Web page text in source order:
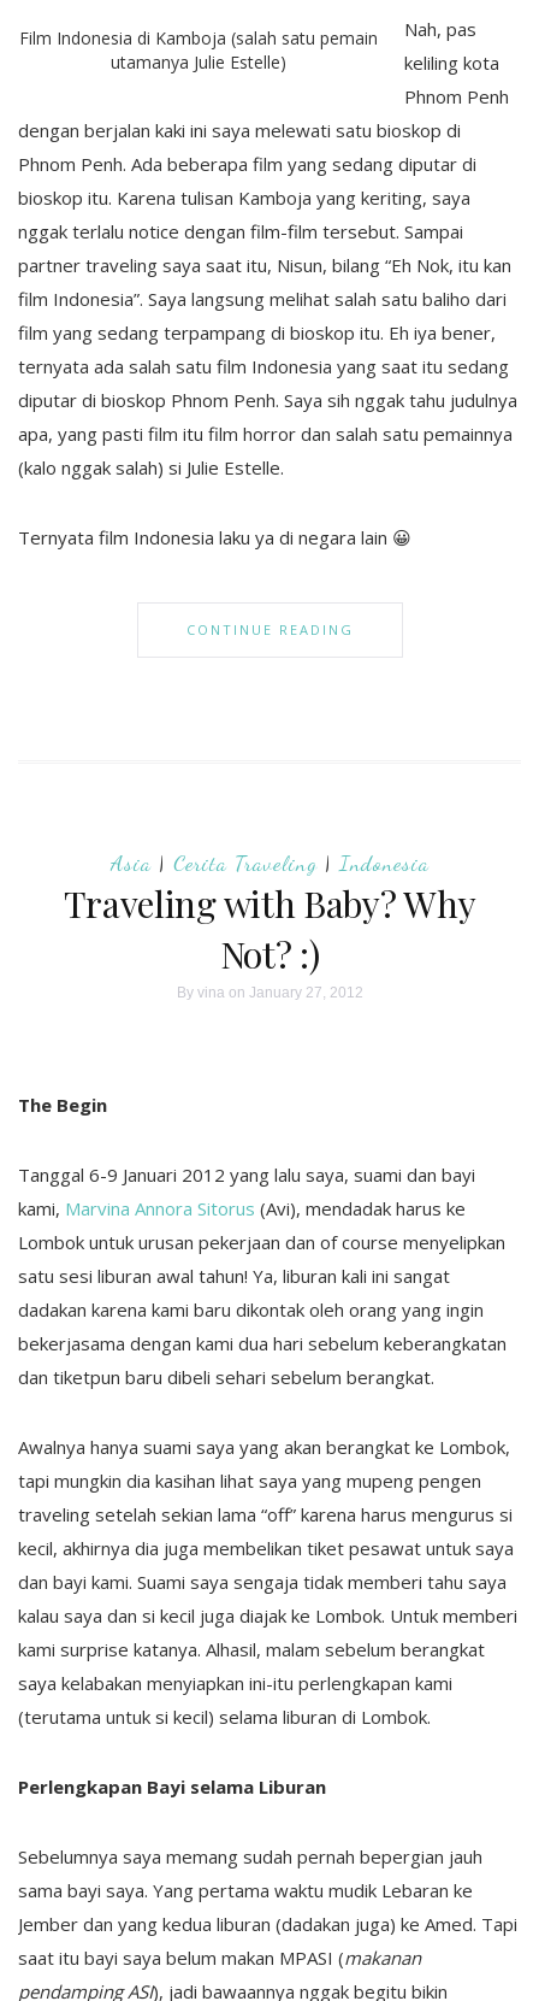
Film Indonesia di Kamboja (salah satu pemain
utamanya Julie Estelle)
Nah, pas
keliling kota
Phnom Penh
dengan berjalan kaki ini saya melewati satu bioskop di
Phnom Penh. Ada beberapa film yang sedang diputar di
bioskop itu. Karena tulisan Kamboja yang keriting, saya
nggak terlalu notice dengan film-film tersebut. Sampai
partner traveling saya saat itu, Nisun, bilang “Eh Nok, itu kan
film Indonesia”. Saya langsung melihat salah satu baliho dari
film yang sedang terpampang di bioskop itu. Eh iya bener,
ternyata ada salah satu film Indonesia yang saat itu sedang
diputar di bioskop Phnom Penh. Saya sih nggak tahu judulnya
apa, yang pasti film itu film horror dan salah satu pemainnya
(kalo nggak salah) si Julie Estelle.
Ternyata film Indonesia laku ya di negara lain 😀
CONTINUE READING
Asia| Cerita Traveling|Indonesia
Traveling with Baby? Why
Not? :)
By vinaon January 27, 2012
The Begin
Tanggal 6-9 Januari 2012 yang lalu saya, suami dan bayi
kami, Marvina Annora Sitorus (Avi), mendadak harus ke
Lombok untuk urusan pekerjaan dan of course menyelipkan
satu sesi liburan awal tahun! Ya, liburan kali ini sangat
dadakan karena kami baru dikontak oleh orang yang ingin
bekerjasama dengan kami dua hari sebelum keberangkatan
dan tiketpun baru dibeli sehari sebelum berangkat.
Awalnya hanya suami saya yang akan berangkat ke Lombok,
tapi mungkin dia kasihan lihat saya yang mupeng pengen
traveling setelah sekian lama “off” karena harus mengurus si
kecil, akhirnya dia juga membelikan tiket pesawat untuk saya
dan bayi kami. Suami saya sengaja tidak memberi tahu saya
kalau saya dan si kecil juga diajak ke Lombok. Untuk memberi
kami surprise katanya. Alhasil, malam sebelum berangkat
saya kelabakan menyiapkan ini-itu perlengkapan kami
(terutama untuk si kecil) selama liburan di Lombok.
Perlengkapan Bayi selama Liburan
Sebelumnya saya memang sudah pernah bepergian jauh
sama bayi saya. Yang pertama waktu mudik Lebaran ke
Jember dan yang kedua liburan (dadakan juga) ke Amed. Tapi
saat itu bayi saya belum makan MPASI (makanan
pendamping ASI), jadi bawaannya nggak begitu bikin